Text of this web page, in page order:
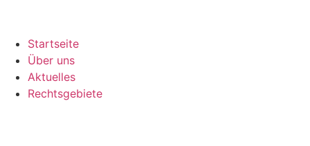
Startseite
Über uns
Aktuelles
Rechtsgebiete